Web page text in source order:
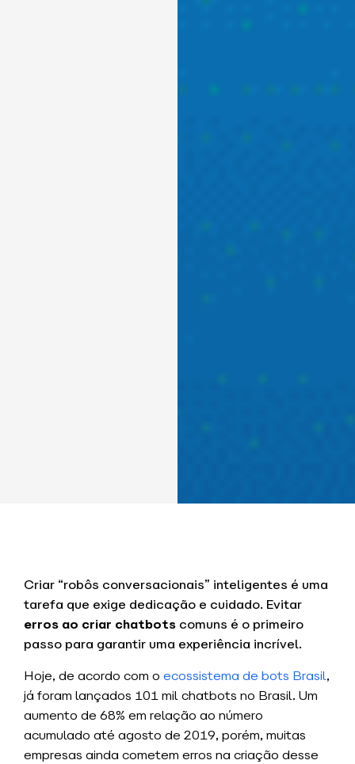
Criar “robôs conversacionais” inteligentes é uma
tarefa que exige dedicação e cuidado. Evitar
erros ao criar chatbots comuns é o primeiro
passo para garantir uma experiência incrível.
Hoje, de acordo com o ecossistema de bots Brasil,
já foram lançados 101 mil chatbots no Brasil. Um
aumento de 68% em relação ao número
acumulado até agosto de 2019, porém, muitas
empresas ainda cometem erros na criação desse